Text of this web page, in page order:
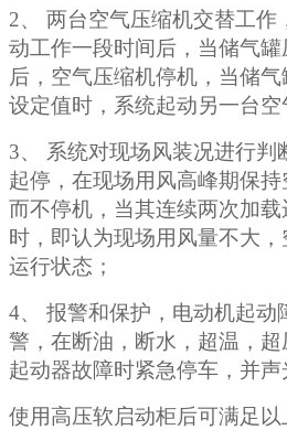
2、 两台空气压缩机交替工作
动工作一段时间后，当储气
后，空气压缩机停机，当储
设定值时，系统起动另一台空
3、 系统对现场风装况进行判
起停，在现场用风高峰期保
而不停机，当其连续两次加
时，即认为现场用风量不大
运行状态；
4、 报警和保护，电动机起动
警，在断油，断水，超温，
起动器故障时紧急停车，并声
使用高压软启动柜后可满足